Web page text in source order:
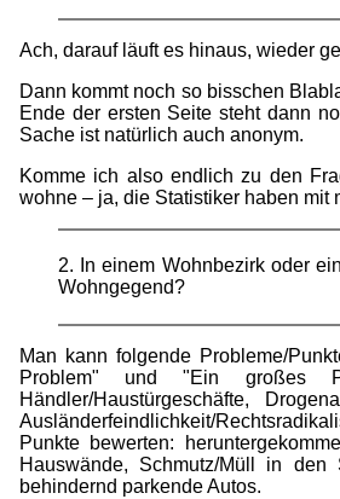
Ach, darauf läuft es hinaus, wieder
Dann kommt noch so bisschen
Ende der ersten Seite steht dann
Sache ist natürlich auch anonym.
Komme ich also endlich zu den
wohne – ja, die Statistiker haben mit
2. In einem Wohnbezirk oder
Wohngegend?
Man kann folgende Probleme/
Problem" und "Ein großes
Händler/Haustürgeschäfte,
Ausländerfeindlichkeit/
Punkte bewerten:
Hauswände, Schmutz/Müll in den
behindernd parkende Autos.